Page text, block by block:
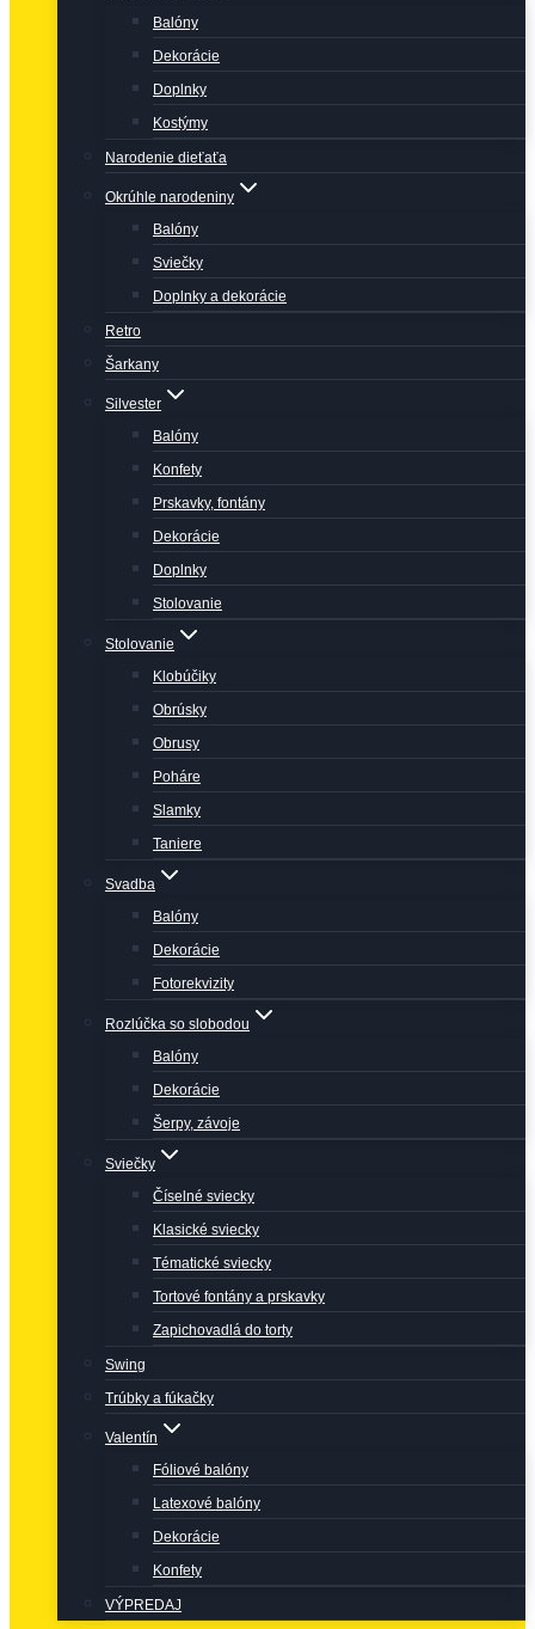
Balóny
Dekorácie
Doplnky
Kostýmy
Narodenie dieťaťa
Okrúhle narodeniny
Balóny
Sviečky
Doplnky a dekorácie
Retro
Šarkany
Silvester
Balóny
Konfety
Prskavky, fontány
Dekorácie
Doplnky
Stolovanie
Stolovanie
Klobúčiky
Obrúsky
Obrusy
Poháre
Slamky
Taniere
Svadba
Balóny
Dekorácie
Fotorekvizity
Rozlúčka so slobodou
Balóny
Dekorácie
Šerpy, závoje
Sviečky
Číselné sviecky
Klasické sviecky
Tématické sviecky
Tortové fontány a prskavky
Zapichovadlá do torty
Swing
Trúbky a fúkačky
Valentín
Fóliové balóny
Latexové balóny
Dekorácie
Konfety
VÝPREDAJ